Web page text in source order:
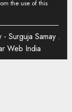
the use of this
- Surguja Samay .
Web India